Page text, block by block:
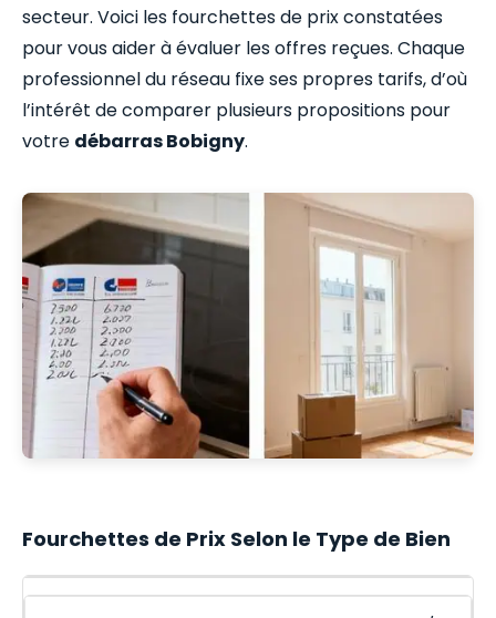
secteur. Voici les fourchettes de prix constatées
pour vous aider à évaluer les offres reçues. Chaque
professionnel du réseau fixe ses propres tarifs, d’où
l’intérêt de comparer plusieurs propositions pour
votre débarras Bobigny.
Fourchettes de Prix Selon le Type de Bien